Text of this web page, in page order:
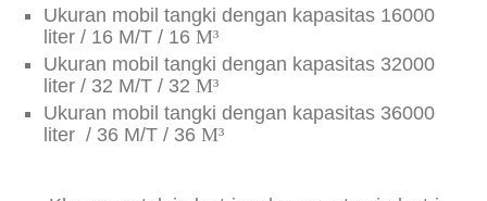
Ukuran mobil tangki dengan kapasitas 16000
liter / 16 M/T / 16 M³
Ukuran mobil tangki dengan kapasitas 32000
liter / 32 M/T / 32 M³
Ukuran mobil tangki dengan kapasitas 36000
liter / 36 M/T / 36 M³